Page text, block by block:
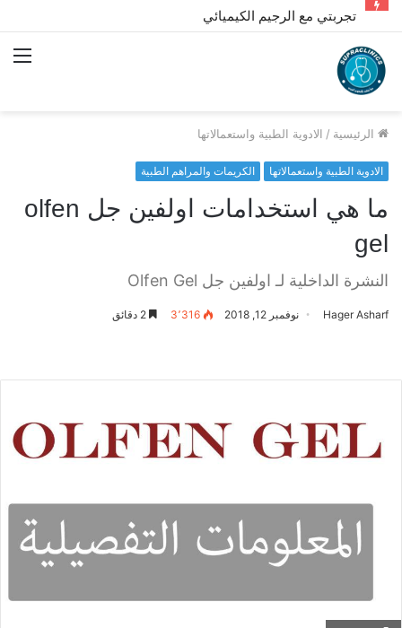
تجربتي مع الرجيم الكيميائي
الرئيسية / الادوية الطبية واستعمالاتها
الادوية الطبية واستعمالاتها الكريمات والمراهم الطبية
ما هي استخدامات اولفين جل olfen
gel
النشرة الداخلية لـ اولفين جل Olfen Gel
Hager Asharf نوفمبر 12, 2018 3٬316